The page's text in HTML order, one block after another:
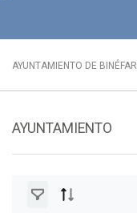
AYUNTAMIENTO DE BINÉFAR
AYUNTAMIENTO